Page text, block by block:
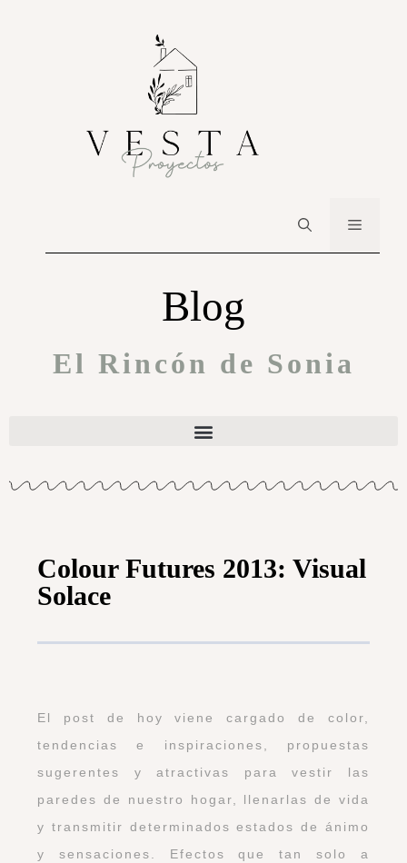
Blog
El Rincón de Sonia
Colour Futures 2013: Visual
Solace
El post de hoy viene cargado de color,
tendencias e inspiraciones, propuestas
sugerentes y atractivas para vestir las
paredes de nuestro hogar, llenarlas de vida
y transmitir determinados estados de ánimo
y sensaciones. Efectos que tan solo a